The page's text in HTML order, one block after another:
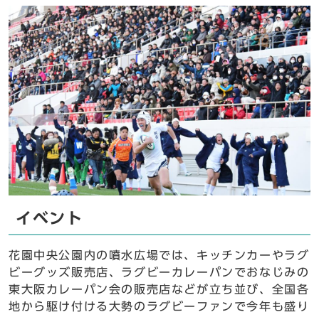
イベント
花園中央公園内の噴⽔広場では、キッチンカーやラグ
ビーグッズ販売店、ラグビーカレーパンでおなじみの
東⼤阪カレーパン会の販売店などが⽴ち並び、全国各
地から駆け付ける⼤勢のラグビーファンで今年も盛り